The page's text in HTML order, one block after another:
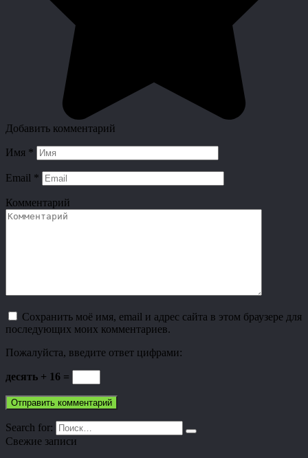
Добавить комментарий
Имя *
Email *
Комментарий
Сохранить моё имя, email и адрес сайта в этом браузере для
последующих моих комментариев.
Пожалуйста, введите ответ цифрами:
десять + 16 =
Search for:
Свежие записи